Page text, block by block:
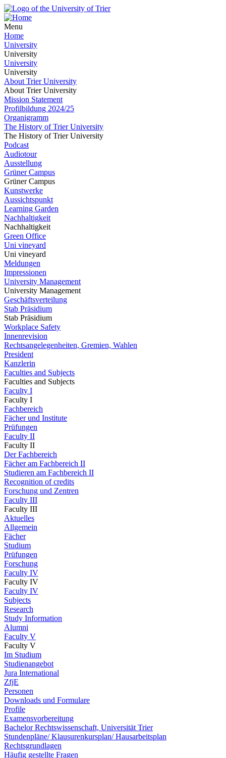
Menu
Home
University
University
University
University
About Trier University
About Trier University
Mission Statement
Profilbildung 2024/25
Organigramm
The History of Trier University
The History of Trier University
Podcast
Audiotour
Ausstellung
Grüner Campus
Grüner Campus
Kunstwerke
Aussichtspunkt
Learning Garden
Nachhaltigkeit
Nachhaltigkeit
Green Office
Uni vineyard
Uni vineyard
Meldungen
Impressionen
University Management
University Management
Geschäftsverteilung
Stab Präsidium
Stab Präsidium
Workplace Safety
Innenrevision
Rechtsangelegenheiten, Gremien, Wahlen
President
Kanzlerin
Faculties and Subjects
Faculties and Subjects
Faculty I
Faculty I
Fachbereich
Fächer und Institute
Prüfungen
Faculty II
Faculty II
Der Fachbereich
Fächer am Fachbereich II
Studieren am Fachbereich II
Recognition of credits
Forschung und Zentren
Faculty III
Faculty III
Aktuelles
Allgemein
Fächer
Studium
Prüfungen
Forschung
Faculty IV
Faculty IV
Faculty IV
Subjects
Research
Study Information
Alumni
Faculty V
Faculty V
Im Studium
Studienangebot
Jura International
ZfjE
Personen
Downloads und Formulare
Profile
Examensvorbereitung
Bachelor Rechtswissenschaft, Universität Trier
Stundenpläne/ Klausurenkursplan/ Hausarbeitsplan
Rechtsgrundlagen
Häufig gestellte Fragen